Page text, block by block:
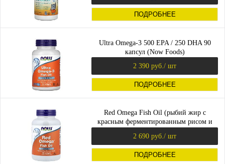
ПОДРОБНЕЕ
Ultra Omega-3 500 EPA / 250 DHA 90
капсул (Now Foods)
2 390 руб. / шт
ПОДРОБНЕЕ
Red Omega Fish Oil (рыбий жир с
красным ферментированным рисом и
2 690 руб. / шт
ПОДРОБНЕЕ